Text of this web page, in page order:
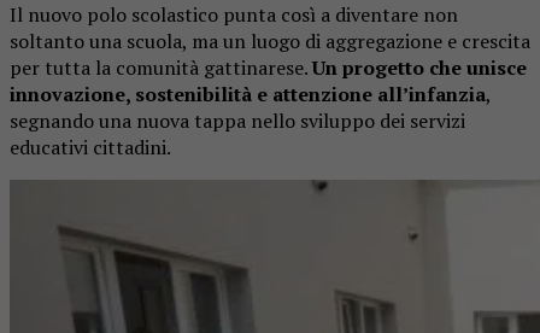
Il nuovo polo scolastico punta così a diventare non
soltanto una scuola, ma un luogo di aggregazione e crescita
per tutta la comunità gattinarese.Un progetto che unisce
innovazione, sostenibilità e attenzione all’infanzia,
segnando una nuova tappa nello sviluppo dei servizi
educativi cittadini.